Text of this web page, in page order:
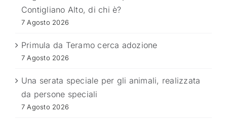
Contigliano Alto, di chi è?
7 Agosto 2026
Primula da Teramo cerca adozione
7 Agosto 2026
Una serata speciale per gli animali, realizzata
da persone speciali
7 Agosto 2026